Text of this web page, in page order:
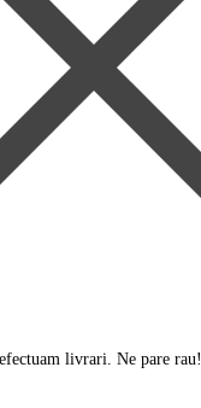
livrari. Ne pare rau!